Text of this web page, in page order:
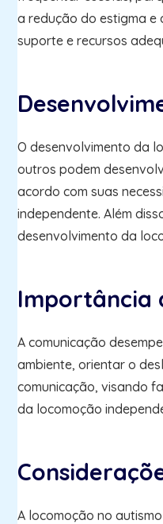
a redução do estigma e
suporte e recursos
O desenvolvimento da
outros podem
acordo com suas
independente. Além
desenvolvimento da
Importância
A comunicação
ambiente, orientar o
comunicação, visando
da locomoção
A locomoção no